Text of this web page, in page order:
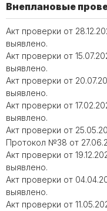
Внеплановые
Акт проверки от
выявлено.
Акт проверки от
выявлено.
Акт проверки от
выявлено.
Акт проверки от
выявлено.
Акт проверки от
Протокол №38 от
Акт проверки от
выявлено.
Акт проверки от
выявлено.
Акт проверки от